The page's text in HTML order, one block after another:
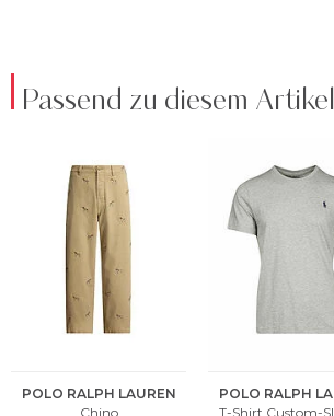
Passend zu diesem Artikel